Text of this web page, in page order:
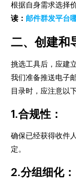
根据自身需求选择
读： 邮件群发平台
二、创建和
挑选工具后，应建
我们准备推送电子
目录时，应注意以
1.合规性：
确保已经获得收件
定。
2.分组细化：